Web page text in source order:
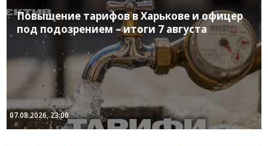
Повышение тарифов в Харькове и офицер
под подозрением – итоги 7 августа
07.08.2026, 23:00